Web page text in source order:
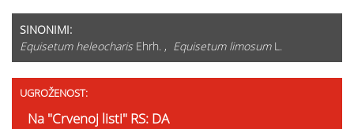
SINONIMI:
Equisetum heleocharis Ehrh. , Equisetum limosumL.
UGROŽENOST:
Na "Crvenoj listi" RS: DA